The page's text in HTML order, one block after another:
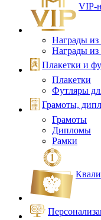
Награды из
Награды из
Плакетки и
Плакетки
Футляры
Грамоты,
Грамоты
Дипломы
Рамки